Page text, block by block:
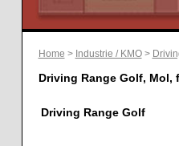
Home > Industrie / KMO>
Driving Range Golf, Mol,
Driving Range Golf